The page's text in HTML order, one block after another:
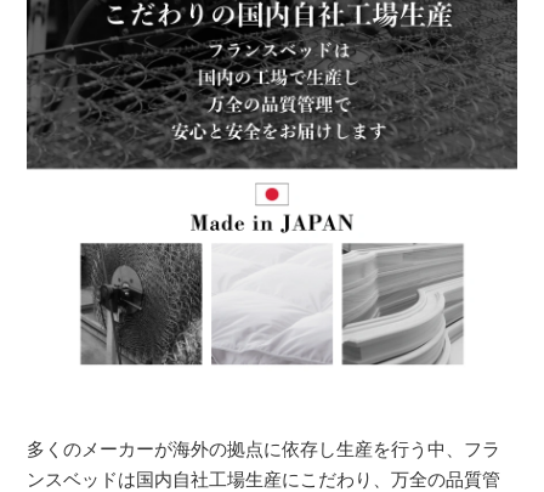
多くのメーカーが海外の拠点に依存し生産を行う中、フラ
ンスベッドは国内自社工場生産にこだわり、万全の品質管